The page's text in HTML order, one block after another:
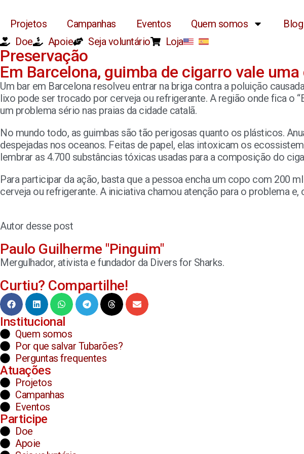
Projetos Campanhas Eventos Quem somos
Blog
Doe
Apoie Seja voluntário Loja
Preservação
Em Barcelona, guimba de cigarro vale
Um bar em Barcelona resolveu entrar na briga contra a poluição
lixo pode ser trocado por cerveja ou refrigerante. A região onde fica o
um problema sério nas praias da cidade catalã.
No mundo todo, as guimbas são tão perigosas quanto os plásticos.
despejadas nos oceanos. Feitas de papel, elas intoxicam os
lembrar as 4.700 substâncias tóxicas usadas para a composição do
Para participar da ação, basta que a pessoa encha um copo com 200
cerveja ou refrigerante. A iniciativa chamou atenção para o problema
Autor desse post
Paulo Guilherme "Pinguim"
Mergulhador, ativista e fundador da Divers for Sharks.
Curtiu? Compartilhe!
Institucional
Quem somos
Por que salvar Tubarões?
Perguntas frequentes
Atuações
Projetos
Campanhas
Eventos
Participe
Doe
Apoie